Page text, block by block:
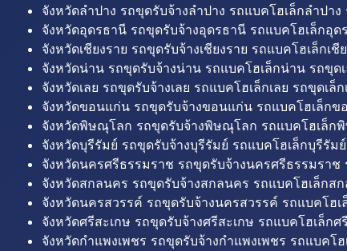
จังหวัดลำปาง รถขุดรับจ้างลำปาง รถแบคโฮเล็กลำปา
จังหวัดอุดรธานี รถขุดรับจ้างอุดรธานี รถแบคโฮเล็กอุ
จังหวัดเชียงราย รถขุดรับจ้างเชียงราย รถแบคโฮเล็กเ
จังหวัดน่าน รถขุดรับจ้างน่าน รถแบคโฮเล็กน่าน รถขุ
จังหวัดเลย รถขุดรับจ้างเลย รถแบคโฮเล็กเลย รถขุดเล็
จังหวัดขอนแก่น รถขุดรับจ้างขอนแก่น รถแบคโฮเล็ก
จังหวัดพิษณุโลก รถขุดรับจ้างพิษณุโลก รถแบคโฮเล็
จังหวัดบุรีรัมย์ รถขุดรับจ้างบุรีรัมย์ รถแบคโฮเล็กบุรีรั
จังหวัดนครศรีธรรมราช รถขุดรับจ้างนครศรีธรรมรา
จังหวัดสกลนคร รถขุดรับจ้างสกลนคร รถแบคโฮเล็ก
จังหวัดนครสวรรค์ รถขุดรับจ้างนครสวรรค์ รถแบคโฮ
จังหวัดศรีสะเกษ รถขุดรับจ้างศรีสะเกษ รถแบคโฮเล็ก
จังหวัดกำแพงเพชร รถขุดรับจ้างกำแพงเพชร รถแบคโ